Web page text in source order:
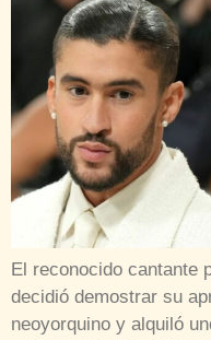
El reconocido cantante
decidió demostrar su
neoyorquino y alquiló